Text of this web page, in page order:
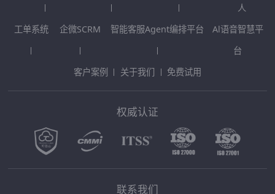
人
工单系统
企微SCRM 智能客服Agent编排平台
Al语音智慧平
台
客户案例
关于我们 免费试用
权威认证
联系我们